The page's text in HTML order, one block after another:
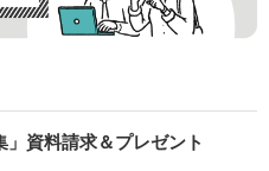
資料請求＆プレゼント